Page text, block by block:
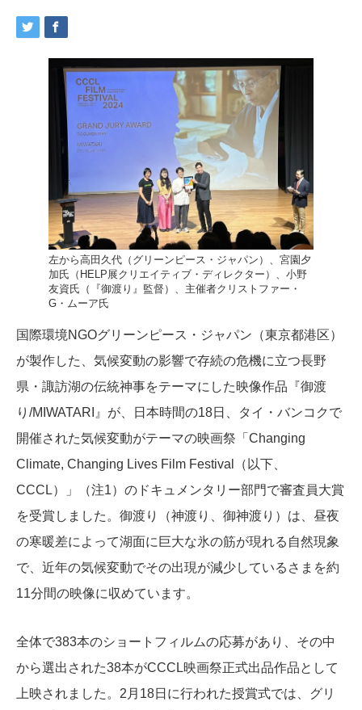
左から高田久代（グリーンピース・ジャパン）、宮園夕
加氏（HELP展クリエイティブ・ディレクター）、小野
友資氏（『御渡り』監督）、主催者クリストファー・
G・ムーア氏
国際環境NGOグリーンピース・ジャパン（東京都港区）
が製作した、気候変動の影響で存続の危機に立つ長野
県・諏訪湖の伝統神事をテーマにした映像作品『御渡
り/MIWATARI』が、日本時間の18日、タイ・バンコクで
開催された気候変動がテーマの映画祭「Changing
Climate, Changing Lives Film Festival（以下、
CCCL）」（注1）のドキュメンタリー部門で審査員大賞
を受賞しました。御渡り（神渡り、御神渡り）は、昼夜
の寒暖差によって湖面に巨大な氷の筋が現れる自然現象
で、近年の気候変動でその出現が減少しているさまを約
11分間の映像に収めています。
全体で383本のショートフィルムの応募があり、その中
から選出された38本がCCCL映画祭正式出品作品として
上映されました。2月18日に行われた授賞式では、グリ